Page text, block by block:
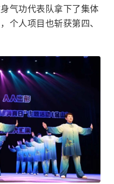
气功代表队拿下了集体
个人项目也斩获第四、